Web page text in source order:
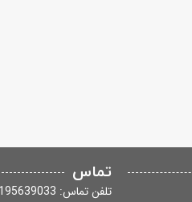
تماس
تلفن تماس: 09195639033